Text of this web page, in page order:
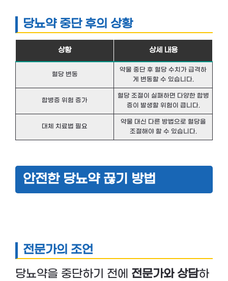
당뇨약 중단 후의 상황
상황 상세 내용
혈당 변동
약물 중단 후 혈당 수치가 급격하
게 변동할 수 있습니다.
합병증 위험 증가
혈당 조절이 실패하면 다양한 합병
증이 발생할 위험이 큽니다.
대체 치료법 필요
약물 대신 다른 방법으로 혈당을
조절해야 할 수 있습니다.
안전한 당뇨약 끊기 방법
전문가의 조언
당뇨약을 중단하기 전에 전문가와 상담하